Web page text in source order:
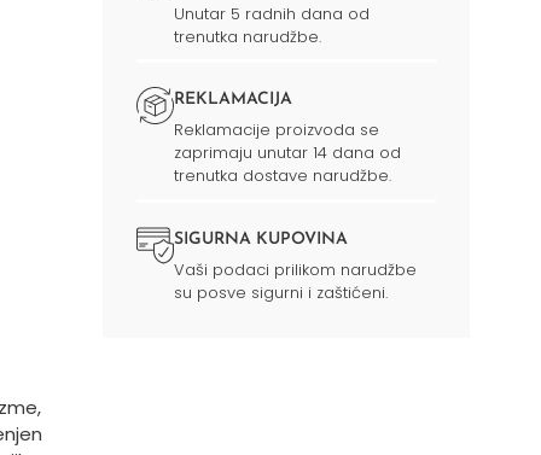
Unutar 5 radnih dana od
trenutka narudžbe.
REKLAMACIJA
Reklamacije proizvoda se
zaprimaju unutar 14 dana od
trenutka dostave narudžbe.
SIGURNA KUPOVINA
Vaši podaci prilikom narudžbe
su posve sigurni i zaštićeni.